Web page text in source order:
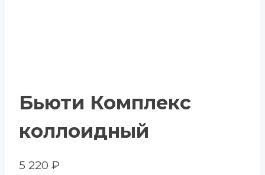
Бьюти Комплекс
коллоидный
5 220 ₽